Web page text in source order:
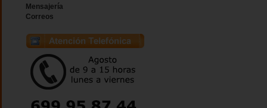
Mensajería
Correos